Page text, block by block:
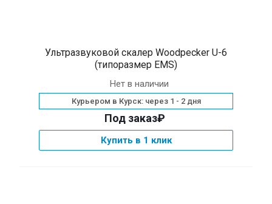
Ультразвуковой скалер Woodpecker U-6
(типоразмер EMS)
Нет в наличии
Курьером в Курск: через 1 - 2 дня
Под заказ₽
Купить в 1 клик